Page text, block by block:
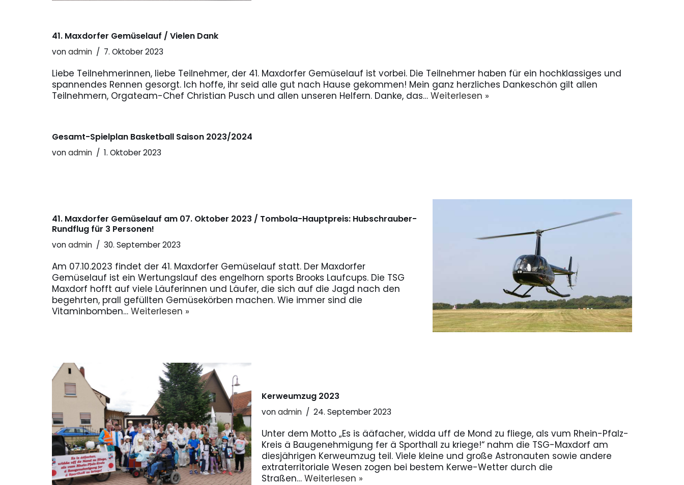
41. Maxdorfer Gemüselauf / Vielen Dank
vonadmin 7. Oktober 2023
Liebe Teilnehmerinnen, liebe Teilnehmer, der 41. Maxdorfer Gemüselauf ist vorbei. Die Teilnehmer haben für ein hochklassiges und
spannendes Rennen gesorgt. Ich hoffe, ihr seid alle gut nach Hause gekommen! Mein ganz herzliches Dankeschön gilt allen
Teilnehmern, Orgateam-Chef Christian Pusch und allen unseren Helfern. Danke, das… Weiterlesen »
Gesamt-Spielplan Basketball Saison 2023/2024
vonadmin 1. Oktober 2023
41. Maxdorfer Gemüselauf am 07. Oktober 2023 / Tombola-Hauptpreis: Hubschrauber-
Rundflug für 3 Personen!
vonadmin 30. September 2023
Am 07.10.2023 findet der 41. Maxdorfer Gemüselauf statt. Der Maxdorfer
Gemüselauf ist ein Wertungslauf des engelhorn sports Brooks Laufcups. Die TSG
Maxdorf hofft auf viele Läuferinnen und Läufer, die sich auf die Jagd nach den
begehrten, prall gefüllten Gemüsekörben machen. Wie immer sind die
Vitaminbomben… Weiterlesen »
Kerweumzug 2023
vonadmin 24. September 2023
Unter dem Motto „Es is ääfacher, widda uff de Mond zu fliege, als vum Rhein-Pfalz-
Kreis ä Baugenehmigung fer ä Sporthall zu kriege!“ nahm die TSG-Maxdorf am
diesjährigen Kerweumzug teil. Viele kleine und große Astronauten sowie andere
extraterritoriale Wesen zogen bei bestem Kerwe-Wetter durch die
Straßen… Weiterlesen »